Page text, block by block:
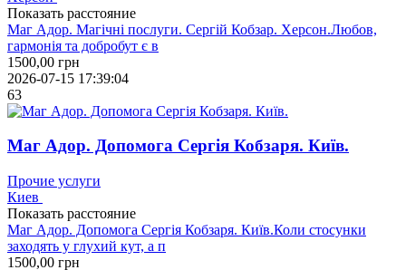
Показать расстояние
Маг Адор. Магічні послуги. Сергій Кобзар. Херсон.Любов,
гармонія та добробут є в
1500,00 грн
2026-07-15 17:39:04
63
Маг Адор. Допомога Сергія Кобзаря. Київ.
Прочие услуги
Киев
Показать расстояние
Маг Адор. Допомога Сергія Кобзаря. Київ.Коли стосунки
заходять у глухий кут, а п
1500,00 грн